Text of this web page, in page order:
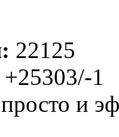
22125
+25303/-1
и